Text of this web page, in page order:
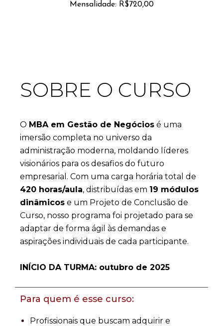
Mensalidade: R$720,00
SOBRE O CURSO
O MBA em Gestão de Negócios é uma
imersão completa no universo da
administração moderna, moldando líderes
visionários para os desafios do futuro
empresarial. Com uma carga horária total de
420 horas/aula, distribuídas em 19 módulos
dinâmicos e um Projeto de Conclusão de
Curso, nosso programa foi projetado para se
adaptar de forma ágil às demandas e
aspirações individuais de cada participante.
INÍCIO DA TURMA: outubro de 2025
Para quem é esse curso:
Profissionais que buscam adquirir e